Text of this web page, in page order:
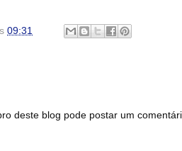
09:31
deste blog pode postar um